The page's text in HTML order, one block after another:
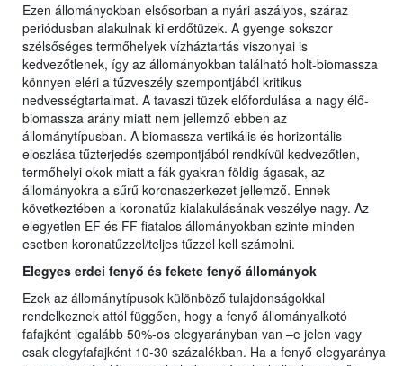
Ezen állományokban elsősorban a nyári aszályos, száraz
periódusban alakulnak ki erdőtüzek. A gyenge sokszor
szélsőséges termőhelyek vízháztartás viszonyai is
kedvezőtlenek, így az állományokban található holt-biomassza
könnyen eléri a tűzveszély szempontjából kritikus
nedvességtartalmat. A tavaszi tüzek előfordulása a nagy élő-
biomassza arány miatt nem jellemző ebben az
állománytípusban. A biomassza vertikális és horizontális
eloszlása tűzterjedés szempontjából rendkívül kedvezőtlen,
termőhelyi okok miatt a fák gyakran földig ágasak, az
állományokra a sűrű koronaszerkezet jellemző. Ennek
következtében a koronatűz kialakulásának veszélye nagy. Az
elegyetlen EF és FF fiatalos állományokban szinte minden
esetben koronatűzzel/teljes tűzzel kell számolni.
Elegyes erdei fenyő és fekete fenyő állományok
Ezek az állománytípusok különböző tulajdonságokkal
rendelkeznek attól függően, hogy a fenyő állományalkotó
fafajként legalább 50%-os elegyarányban van –e jelen vagy
csak elegyfafajként 10-30 százalékban. Ha a fenyő elegyaránya